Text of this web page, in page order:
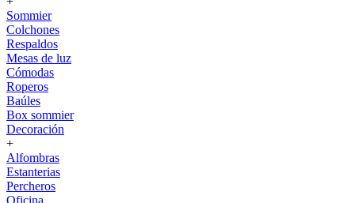
Sommier
Colchones
Respaldos
Mesas de luz
Cómodas
Roperos
Baúles
Box sommier
Decoración
+
Alfombras
Estanterias
Percheros
Oficina